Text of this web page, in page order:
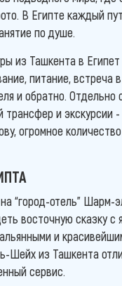
В Египте каждый
по душе.
из Ташкента в
питание, встреча
и обратно. Отдельно
трансфер и экскурсии -
огромное
“город-отель” Шарм-
восточную сказку с
и
Шейх из Ташкента
сервис.